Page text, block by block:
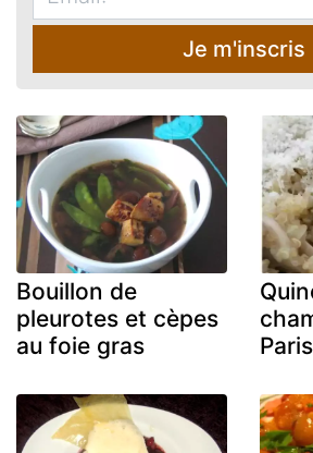
Je m'inscris
Bouillon de
pleurotes et cèpes
au foie gras